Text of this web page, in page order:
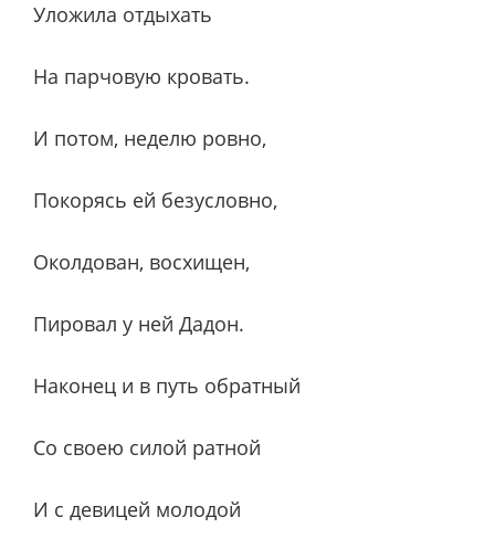
Уложила отдыхать
На парчовую кровать.
И потом, неделю ровно,
Покорясь ей безусловно,
Околдован, восхищен,
Пировал у ней Дадон.
Наконец и в путь обратный
Со своею силой ратной
И с девицей молодой